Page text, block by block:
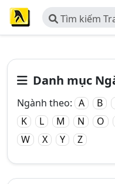
Tìm kiếm
Danh mục
Ngành theo: A B
K
L M N O
W
X Y Z